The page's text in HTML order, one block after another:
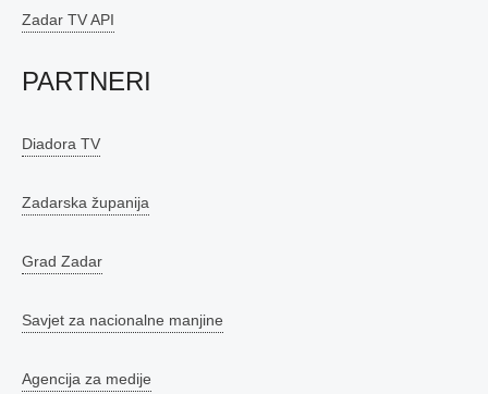
Zadar TV API
PARTNERI
Diadora TV
Zadarska županija
Grad Zadar
Savjet za nacionalne manjine
Agencija za medije